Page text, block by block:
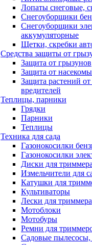
Лопаты снеговые,
Снегоуборщики
Снегоуборщики
аккумуляторные
Щетки, скребки
Средства защиты от
Защита от грызунов
Защита от
Защита растений
вредителей
Теплицы, парники
Грядки
Парники
Теплицы
Техника для сада
Газонокосилки
Газонокосилки
Диски для триммера
Измельчители для
Катушки для
Культиваторы
Лески для триммера
Мотоблоки
Мотобуры
Ремни для
Садовые пылесосы,